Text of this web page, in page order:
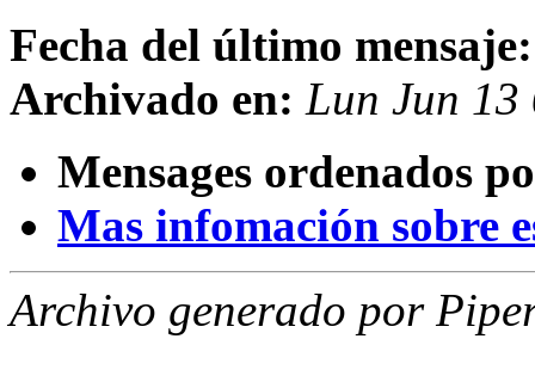
Fecha del último mensaje:
Archivado en: Lun Jun
Mensages ordenados
Mas infomación sobre
Archivo generado por